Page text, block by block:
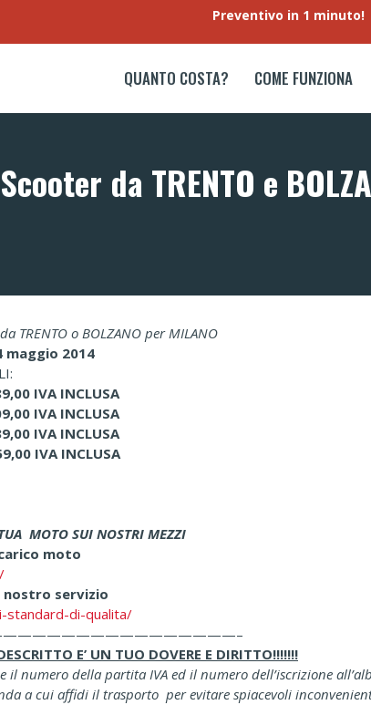
Preventivo in 1 minuto!
QUANTO COSTA? COME FUNZIONA
da TRENTO e
TRENTO o BOLZANO per MILANO
maggio 2014
IVA INCLUSA
IVA INCLUSA
IVA INCLUSA
IVA INCLUSA
MOTO SUI NOSTRI MEZZI
moto
nostro servizio
di-qualita/
E’ UN TUO DOVERE E DIRITTO!!!!!!!
il numero della partita IVA ed il numero dell’iscrizione
a cui affidi il trasporto per evitare spiacevoli